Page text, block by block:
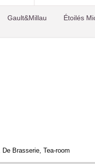
Gault&Millau Étoilés
De Brasserie, Tea-room